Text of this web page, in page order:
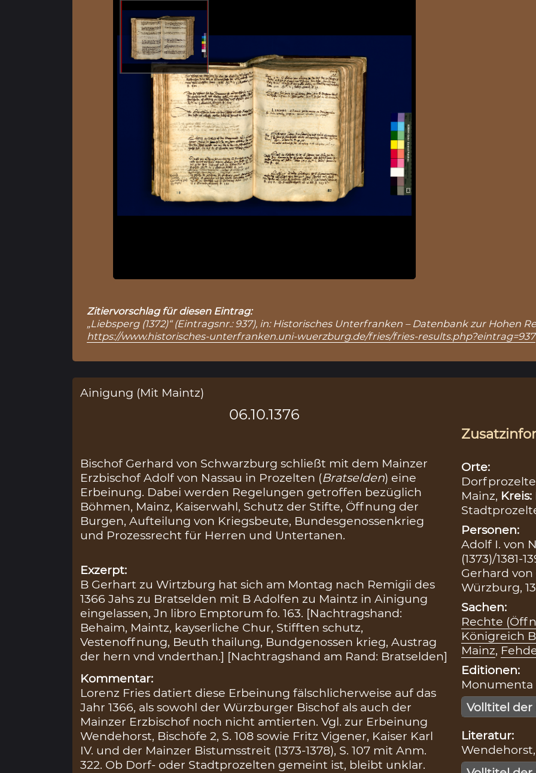
Zitiervorschlag für diesen Eintrag:
„Liebsperg (1372)“ (Eintragsnr.: 937), in: Historisches Unterfranken – Datenbank zur Hohen
https://www.historisches-unterfranken.uni-wuerzburg.de/fries/fries-results.php?eintrag=937
Ainigung (Mit Maintz)
06.10.1376
Bischof Gerhard von Schwarzburg schließt mit dem Mainzer
Erzbischof Adolf von Nassau in Prozelten (Bratselden) eine
Erbeinung. Dabei werden Regelungen getroffen bezüglich
Böhmen, Mainz, Kaiserwahl, Schutz der Stifte, Öffnung der
Burgen, Aufteilung von Kriegsbeute, Bundesgenossenkrieg
und Prozessrecht für Herren und Untertanen.
Exzerpt:
B Gerhart zu Wirtzburg hat sich am Montag nach Remigii des
1366 Jahs zu Bratselden mit B Adolfen zu Maintz in Ainigung
eingelassen, Jn libro Emptorum fo. 163. [Nachtragshand:
Behaim, Maintz, kayserliche Chur, Stifften schutz,
Vestenoffnung, Beuth thailung, Bundgenossen krieg, Austrag
der hern vnd vnderthan.] [Nachtragshand am Rand: Bratselden]
Kommentar:
Lorenz Fries datiert diese Erbeinung fälschlicherweise auf das
Jahr 1366, als sowohl der Würzburger Bischof als auch der
Mainzer Erzbischof noch nicht amtierten. Vgl. zur Erbeinung
Wendehorst, Bischöfe 2, S. 108 sowie Fritz Vigener, Kaiser Karl
IV. und der Mainzer Bistumsstreit (1373-1378), S. 107 mit Anm.
322. Ob Dorf- oder Stadtprozelten gemeint ist, bleibt unklar.
Orte:
Mainz, Kreis:
Personen:
Adolf I. von
(1373)/1381-
Gerhard
Würzburg,
Sachen:
Rechte
Königreich
Mainz,
Editionen:
Monumenta
Volltitel der
Literatur: